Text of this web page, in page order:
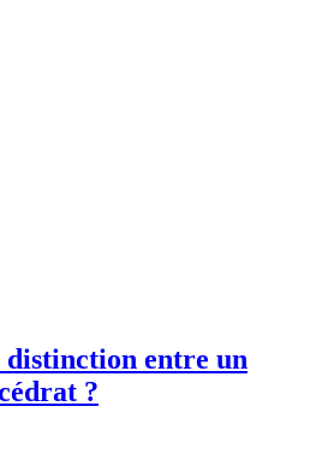
distinction entre un
?